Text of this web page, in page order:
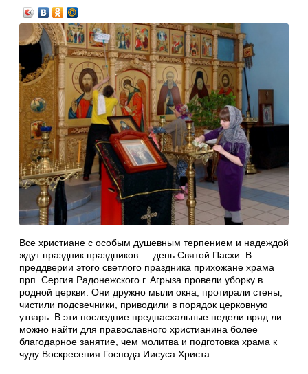
Все христиане с особым душевным терпением и надеждой
ждут праздник праздников — день Святой Пасхи. В
преддверии этого светлого праздника прихожане храма
прп. Сергия Радонежского г. Агрыза провели уборку в
родной церкви. Они дружно мыли окна, протирали стены,
чистили подсвечники, приводили в порядок церковную
утварь. В эти последние предпасхальные недели вряд ли
можно найти для православного христианина более
благодарное занятие, чем молитва и подготовка храма к
чуду Воскресения Господа Иисуса Христа.